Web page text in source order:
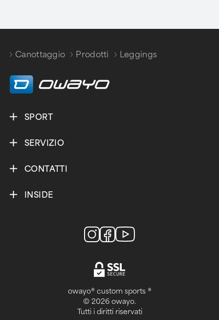
Canottaggio
Prodotti
Leggings
SPORT
SERVIZIO
CONTATTI
INSIDE
owayo® custom sports ®
© 2026 owayo.
Tutti i diritti riservati